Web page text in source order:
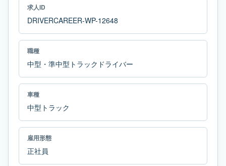
求人ID
DRIVERCAREER-WP-12648
職種
中型・準中型トラックドライバー
車種
中型トラック
雇用形態
正社員